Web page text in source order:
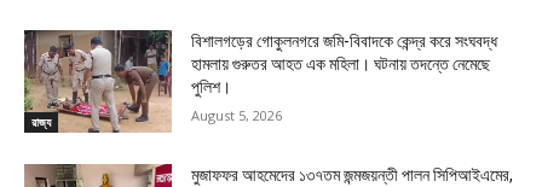
রাজ্য
বিশালগড়ের গোকুলনগরে জমি-বিবাদকে কেন্দ্র করে সংঘবদ্ধ
হামলায় গুরুতর আহত এক মহিলা। ঘটনায় তদন্তে নেমেছে
পুলিশ।
August 5, 2026
মুজাফফর আহমেদের ১৩৭তম জন্মজয়ন্তী পালন সিপিআইএমের,